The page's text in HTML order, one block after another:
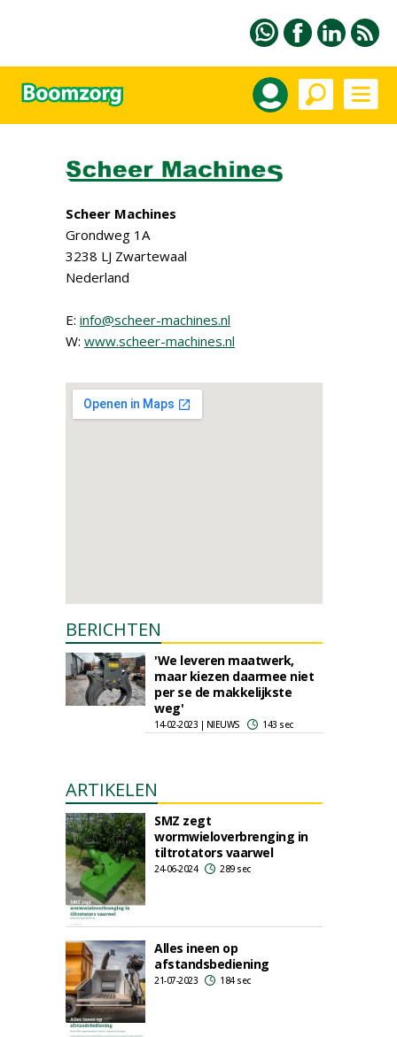
Scheer Machines
Grondweg 1A
3238 LJ Zwartewaal
Nederland
E: info@scheer-machines.nl
W: www.scheer-machines.nl
BERICHTEN
'We leveren maatwerk,
maar kiezen daarmee niet
per se de makkelijkste
weg'
14-02-2023 | NIEUWS 143 sec
ARTIKELEN
SMZ zegt
wormwieloverbrenging in
tiltrotators vaarwel
24-06-2024 289 sec
Alles ineen op
afstandsbediening
21-07-2023 184 sec